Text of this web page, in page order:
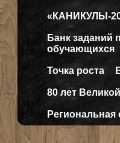
«КАНИКУЛЫ-
Банк заданий
обучающихся
Точка роста
80 лет